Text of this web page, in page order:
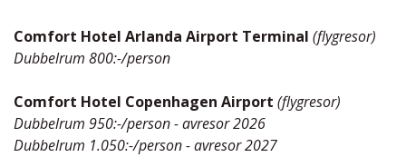
Comfort Hotel Arlanda Airport Terminal (flygresor)
Dubbelrum 800:-/person
Comfort Hotel Copenhagen Airport (flygresor)
Dubbelrum 950:-/person - avresor 2026
Dubbelrum 1.050:-/person - avresor 2027